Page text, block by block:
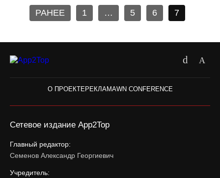
РАНЕЕ 1 … 5 6 7
О ПРОЕКТЕРЕКЛАМАWN CONFERENCE
Сетевое издание App2Top
Главный редактор:
Семенов Александр Георгиевич
Учредитель: